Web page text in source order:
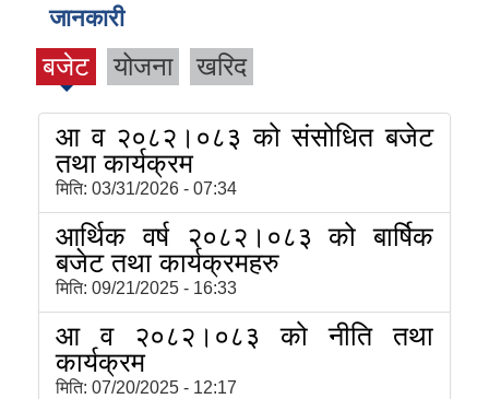
जानकारी
बजेट योजना खरिद
आ व २०८२।०८३ को संसोधित बजेट
तथा कार्यक्रम
मिति: 03/31/2026 - 07:34
आर्थिक वर्ष २०८२।०८३ को बार्षिक
बजेट तथा कार्यक्रमहरु
मिति: 09/21/2025 - 16:33
आ व २०८२।०८३ को नीति तथा
कार्यक्रम
मिति: 07/20/2025 - 12:17